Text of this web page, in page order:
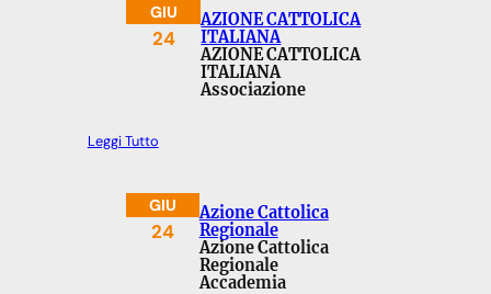
GIU
24
AZIONE CATTOLICA
ITALIANA
AZIONE CATTOLICA
ITALIANA
Associazione
Leggi Tutto
GIU
24
Azione Cattolica
Regionale
Azione Cattolica
Regionale
Accademia